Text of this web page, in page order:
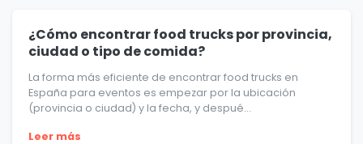
¿Cómo encontrar food trucks por provincia,
ciudad o tipo de comida?
La forma más eficiente de encontrar food trucks en
España para eventos es empezar por la ubicación
(provincia o ciudad) y la fecha, y despué...
Leer más